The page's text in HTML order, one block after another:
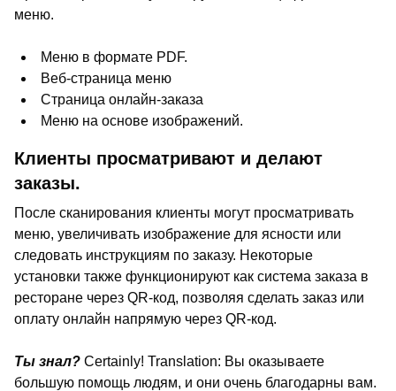
меню.
Меню в формате PDF.
Веб-страница меню
Страница онлайн-заказа
Меню на основе изображений.
Клиенты просматривают и делают
заказы.
После сканирования клиенты могут просматривать
меню, увеличивать изображение для ясности или
следовать инструкциям по заказу. Некоторые
установки также функционируют как система заказа в
ресторане через QR-код, позволяя сделать заказ или
оплату онлайн напрямую через QR-код.
Ты знал? Certainly! Translation: Вы оказываете
большую помощь людям, и они очень благодарны вам.